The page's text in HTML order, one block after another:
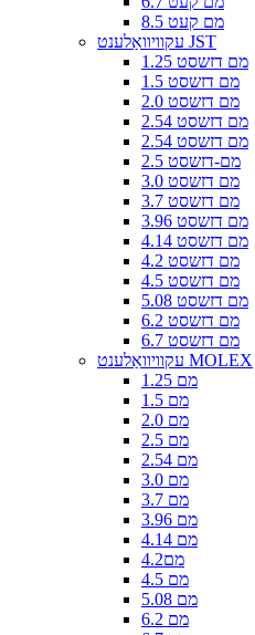
8.5 מם קעט
עקוויוואַלענט JST
1.25 מם דזשסט
1.5 מם דזשסט
2.0 מם דזשסט
2.54 מם דזשסט
2.54 מם דזשסט
2.5 מם-דזשסט
3.0 מם דזשסט
3.7 מם דזשסט
3.96 מם דזשסט
4.14 מם דזשסט
4.2 מם דזשסט
4.5 מם דזשסט
5.08 מם דזשסט
6.2 מם דזשסט
6.7 מם דזשסט
עקוויוואַלענט MOLEX
1.25 מם
1.5 מם
2.0 מם
2.5 מם
2.54 מם
3.0 מם
3.7 מם
3.96 מם
4.14 מם
4.2מם
4.5 מם
5.08 מם
6.2 מם